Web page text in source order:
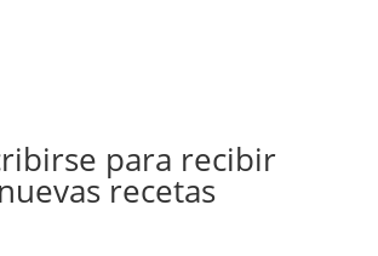
para recibir
nuevas recetas